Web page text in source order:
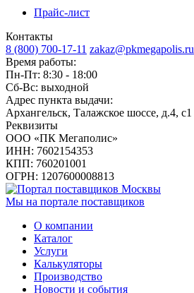
Прайс-лист
Контакты
8 (800) 700-17-11 zakaz@pkmegapolis.ru
Время работы:
Пн-Пт: 8:30 - 18:00
Сб-Вс: выходной
Адрес пункта выдачи:
Архангельск, Талажское шоссе, д.4, с1
Реквизиты
ООО «ПК Мегаполис»
ИНН: 7602154353
КПП: 760201001
ОГРН: 1207600008813
Мы на портале поставщиков
О компании
Каталог
Услуги
Калькуляторы
Производство
Новости и события